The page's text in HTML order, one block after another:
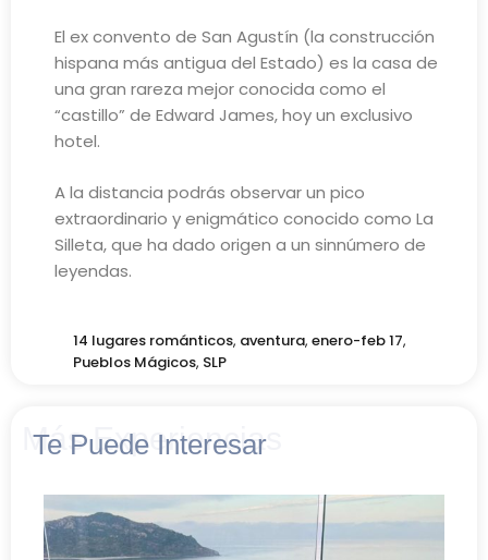
El ex convento de San Agustín (la construcción
hispana más antigua del Estado) es la casa de
una gran rareza mejor conocida como el
“castillo” de Edward James, hoy un exclusivo
hotel.
A la distancia podrás observar un pico
extraordinario y enigmático conocido como La
Silleta, que ha dado origen a un sinnúmero de
leyendas.
14 lugares románticos, aventura, enero-feb 17,
Pueblos Mágicos, SLP
Más Experiencias
Te Puede Interesar